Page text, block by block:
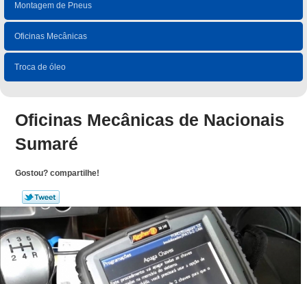
Montagem de Pneus
Oficinas Mecânicas
Troca de óleo
Oficinas Mecânicas de Nacionais
Sumaré
Gostou? compartilhe!